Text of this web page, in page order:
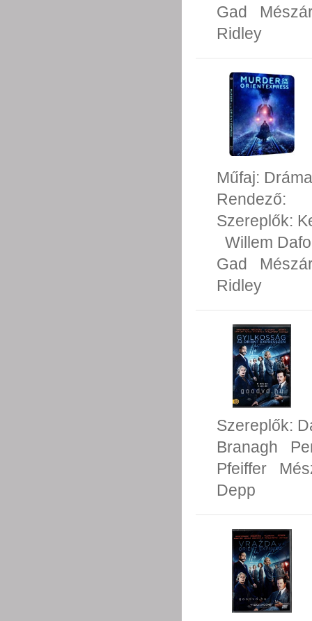
Gad
Ridley
Műfaj: Dráma
Rendező:
Szereplők:
Willem
Gad
Ridley
Szereplők:
Branagh
Pfeiffer
Depp